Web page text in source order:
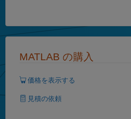
MATLAB の購入
価格を表示する
見積の依頼